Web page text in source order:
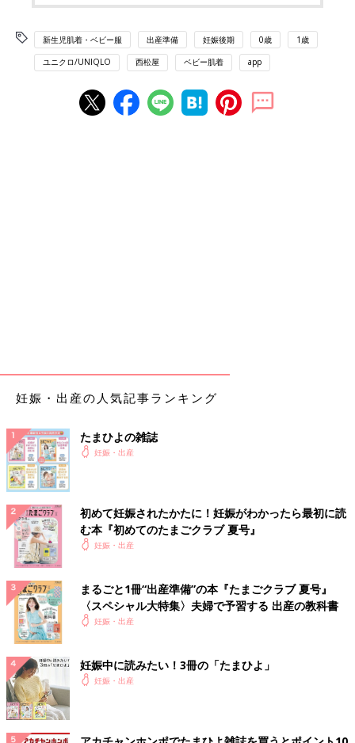
新生児肌着・ベビー服 出産準備 妊娠後期 0歳 1歳
ユニクロ/UNIQLO 西松屋 ベビー肌着 app
妊娠・出産の人気記事ランキング
たまひよの雑誌
妊娠・出産
初めて妊娠されたかたに！妊娠がわかったら最初に読
む本『初めてのたまごクラブ 夏号』
妊娠・出産
まるごと1冊“出産準備”の本『たまごクラブ 夏号』
〈スペシャル大特集〉夫婦で予習する 出産の教科書
妊娠・出産
妊娠中に読みたい！3冊の「たまひよ」
妊娠・出産